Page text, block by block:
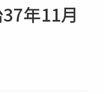
年11月